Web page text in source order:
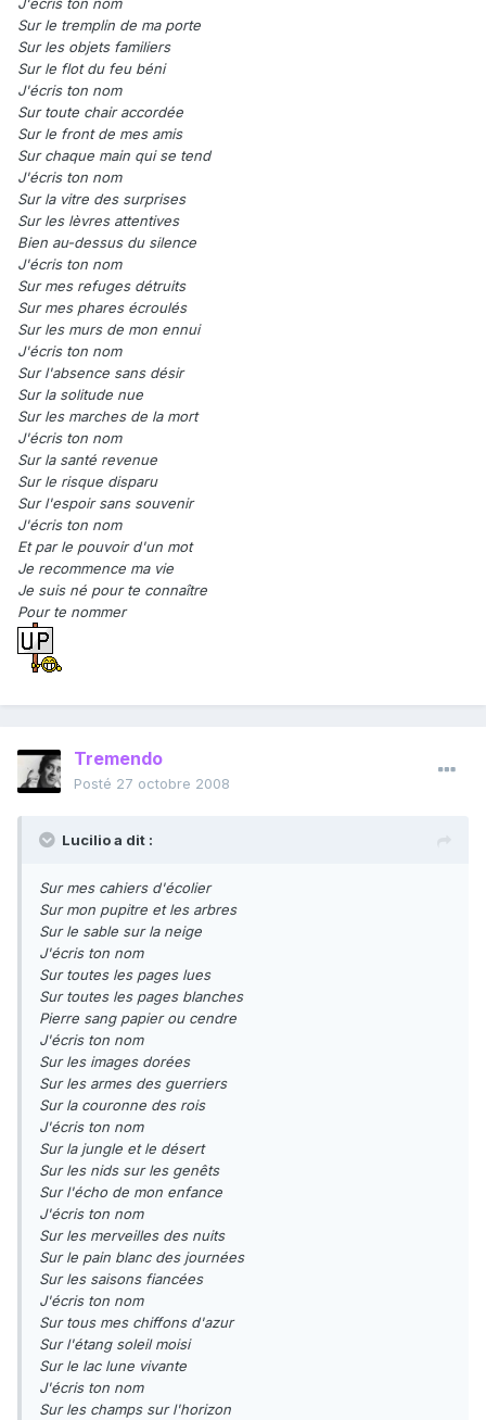
J'écris ton nom
Sur le tremplin de ma porte
Sur les objets familiers
Sur le flot du feu béni
J'écris ton nom
Sur toute chair accordée
Sur le front de mes amis
Sur chaque main qui se tend
J'écris ton nom
Sur la vitre des surprises
Sur les lèvres attentives
Bien au-dessus du silence
J'écris ton nom
Sur mes refuges détruits
Sur mes phares écroulés
Sur les murs de mon ennui
J'écris ton nom
Sur l'absence sans désir
Sur la solitude nue
Sur les marches de la mort
J'écris ton nom
Sur la santé revenue
Sur le risque disparu
Sur l'espoir sans souvenir
J'écris ton nom
Et par le pouvoir d'un mot
Je recommence ma vie
Je suis né pour te connaître
Pour te nommer
Tremendo
Posté 27 octobre 2008
Lucilio a dit :
Sur mes cahiers d'écolier
Sur mon pupitre et les arbres
Sur le sable sur la neige
J'écris ton nom
Sur toutes les pages lues
Sur toutes les pages blanches
Pierre sang papier ou cendre
J'écris ton nom
Sur les images dorées
Sur les armes des guerriers
Sur la couronne des rois
J'écris ton nom
Sur la jungle et le désert
Sur les nids sur les genêts
Sur l'écho de mon enfance
J'écris ton nom
Sur les merveilles des nuits
Sur le pain blanc des journées
Sur les saisons fiancées
J'écris ton nom
Sur tous mes chiffons d'azur
Sur l'étang soleil moisi
Sur le lac lune vivante
J'écris ton nom
Sur les champs sur l'horizon